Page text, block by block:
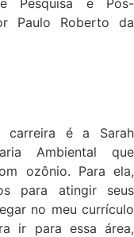
Paulo Roberto da
carreira é a Sarah
Ambiental que
ozônio. Para ela,
para atingir seus
no meu currículo
ir para essa área,